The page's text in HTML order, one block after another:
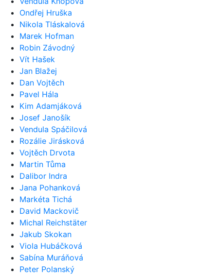
Ondřej Hruška
Nikola Tláskalová
Marek Hofman
Robin Závodný
Vít Hašek
Jan Blažej
Dan Vojtěch
Pavel Hála
Kim Adamjáková
Josef Janošík
Vendula Spáčilová
Rozálie Jirásková
Vojtěch Drvota
Martin Tůma
Dalibor Indra
Jana Pohanková
Markéta Tichá
David Mackovič
Michal Reichstäter
Jakub Skokan
Viola Hubáčková
Sabína Muráňová
Peter Polanský